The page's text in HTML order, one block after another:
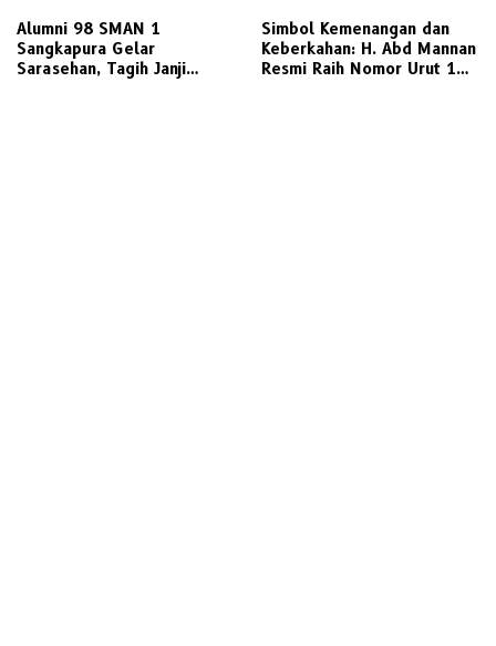
Alumni 98 SMAN 1
Sangkapura Gelar
Sarasehan, Tagih Janji
Simbol Kemenangan dan
Keberkahan: H. Abd Mannan
Resmi Raih Nomor Urut 1